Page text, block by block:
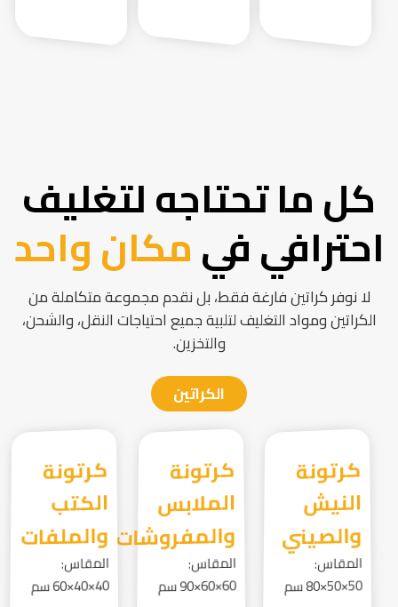
كل ما تحتاجه لتغليف
احترافي فيمكان واحد
لا نوفر كراتين فارغة فقط، بل نقدم مجموعة متكاملة من
الكراتين ومواد التغليف لتلبية جميع احتياجات النقل، والشحن،
والتخزين.
الكراتين
كرتونة
النيش
والصيني
المقاس:
50×50×80 سم
كرتونة
الملابس
والمفروشات
المقاس:
60×60×90 سم
كرتونة
الكتب
والملفات
المقاس:
40×40×60 سم